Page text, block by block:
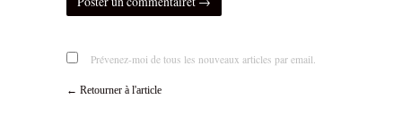
Prévenez-moi de tous les nouveaux articles par email.
← Retourner à l'article